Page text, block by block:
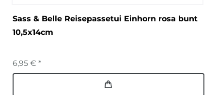
Sass & Belle Reisepassetui Einhorn rosa bunt
10,5x14cm
6,95 € *